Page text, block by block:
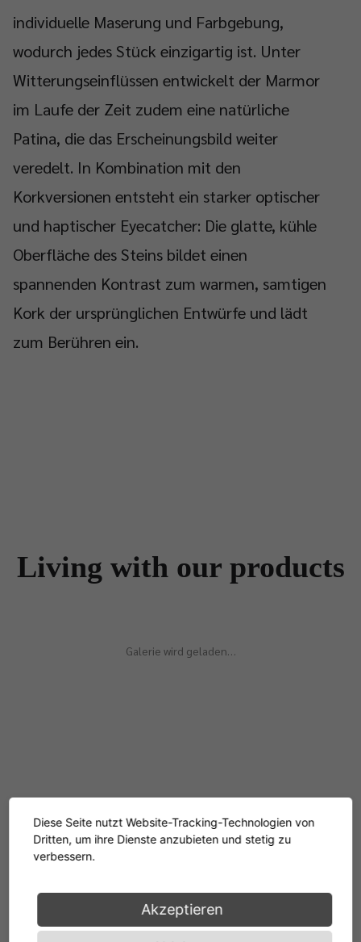
individuelle Maserung und Farbgebung,
wodurch jedes Stück einzigartig ist. Unter
Witterungseinflüssen entwickelt der Marmor
im Laufe der Zeit zudem eine natürliche
Patina, die das Erscheinungsbild weiter
veredelt. In Kombination mit den
Korkversionen entsteht ein starker optischer
und haptischer Eyecatcher: Die glatte, kühle
Oberfläche des Steins bildet einen
spannenden Kontrast zum warmen, samtigen
Kork der ursprünglichen Entwürfe und lädt
zum Berühren ein.
Living with our products
Galerie wird geladen…
Diese Seite nutzt Website-Tracking-Technologien von
Dritten, um ihre Dienste anzubieten und stetig zu
verbessern.
Akzeptieren